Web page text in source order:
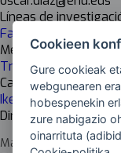
Líneas de
Fabrikazio digitala +
Mejoras / Ámbito
Transversal en ICCs
Cadena de valor
Ikerketakoak
Dirección del centro
Manuel Lardizabal
Cookieen
Gure cookieak
webgunearen
hobespenekin
zure nabigazio
oinarrituta